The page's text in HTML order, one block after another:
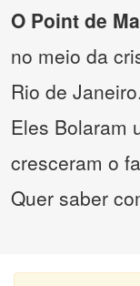
O Point de
no meio da
Rio de Janeiro.
Eles Bolaram
cresceram o
Quer saber